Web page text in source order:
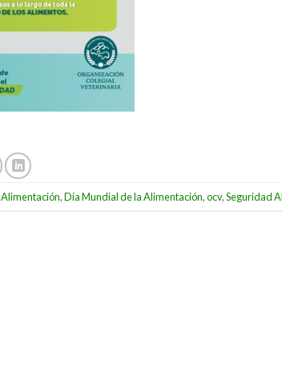
Alimentación,Día Mundial de la Alimentación,ocv,Seguridad